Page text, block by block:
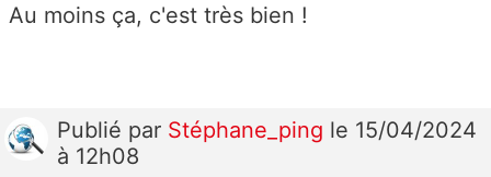
Au moins ça, c'est très bien !
Publié par Stéphane_ping le 15/04/2024
à 12h08